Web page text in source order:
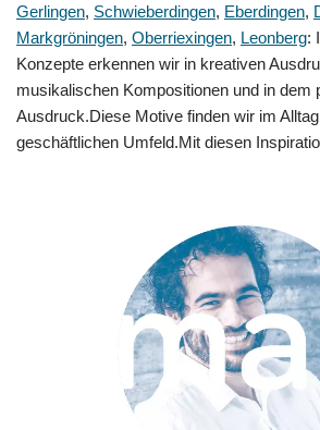
Gerlingen, Schwieberdingen, Eberdingen,
Markgröningen, Oberriexingen, Leonberg:
Konzepte erkennen wir in kreativen
musikalischen Kompositionen und in dem
Ausdruck.Diese Motive finden wir im
geschäftlichen Umfeld.Mit diesen